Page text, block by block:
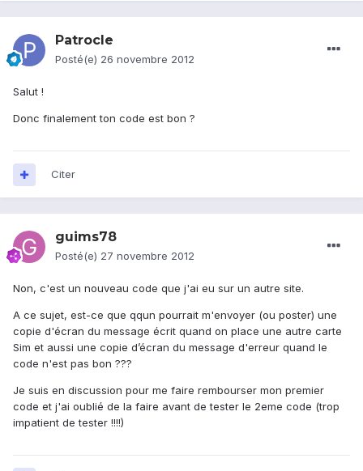
Patrocle
Posté(e) 26 novembre 2012
Salut !
Donc finalement ton code est bon ?
Citer
guims78
Posté(e) 27 novembre 2012
Non, c'est un nouveau code que j'ai eu sur un autre site.
A ce sujet, est-ce que qqun pourrait m'envoyer (ou poster) une
copie d'écran du message écrit quand on place une autre carte
Sim et aussi une copie d’écran du message d'erreur quand le
code n'est pas bon ???
Je suis en discussion pour me faire rembourser mon premier
code et j'ai oublié de la faire avant de tester le 2eme code (trop
impatient de tester !!!!)